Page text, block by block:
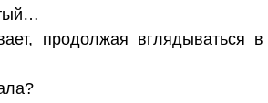
продолжая вглядываться в